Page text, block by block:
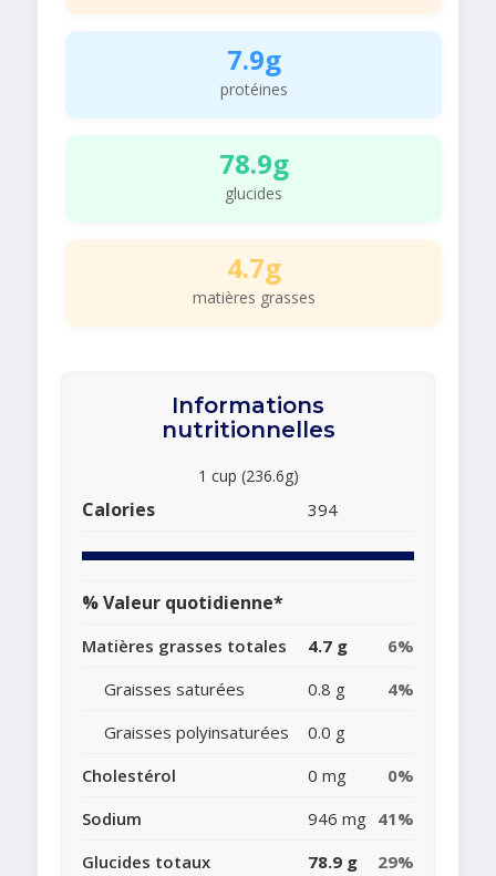
7.9g
protéines
78.9g
glucides
4.7g
matières grasses
Informations
nutritionnelles
1 cup (236.6g)
Calories 394
% Valeur quotidienne*
Matières grasses totales 4.7 g
6%
Graisses saturées
0.8 g
4%
Graisses polyinsaturées
0.0 g
Cholestérol
0 mg
0%
Sodium
946 mg 41%
Glucides totaux
78.9 g 29%